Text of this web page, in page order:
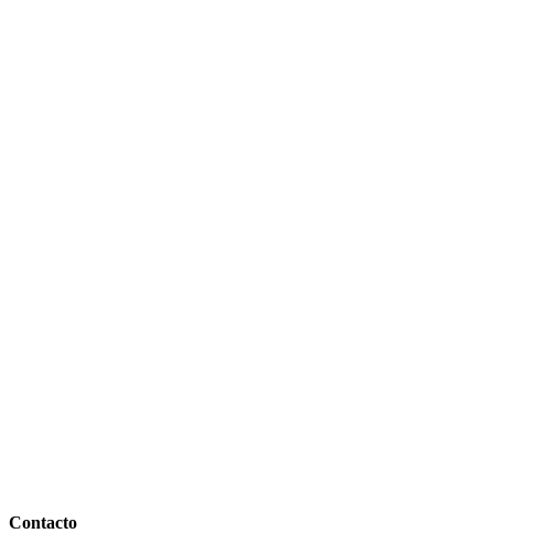
Contacto